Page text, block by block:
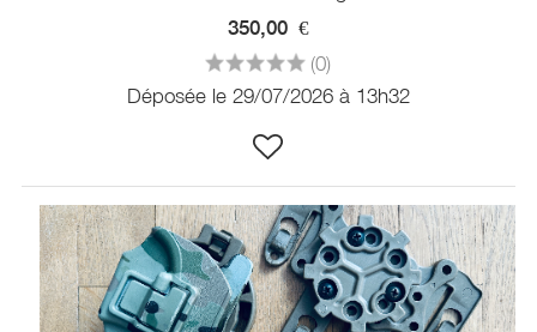
350,00 €
(0)
Déposée le 29/07/2026 à 13h32